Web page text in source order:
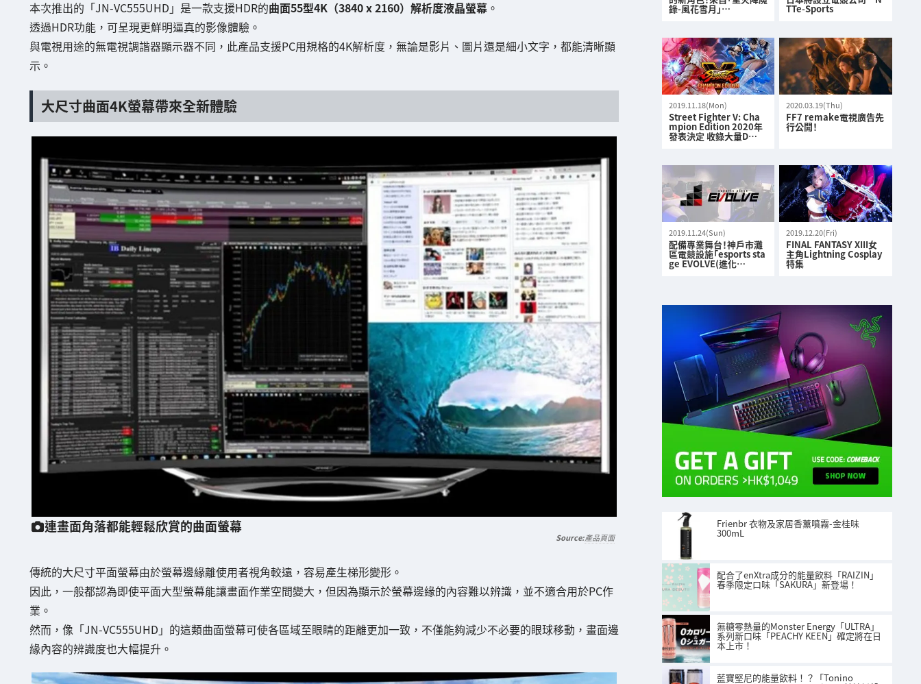
本次推出的「JN-VC555UHD」是一款支援HDR的曲面55型4K（3840 x 2160）解析度液晶螢幕。
透過HDR功能，可呈現更鮮明逼真的影像體驗。
與電視用途的無電視調諧器顯示器不同，此產品支援PC用規格的4K解析度，無論是影片、圖片還是細小文字，都能清晰顯
示。
大尺寸曲面4K螢幕帶來全新體驗
連畫面角落都能輕鬆欣賞的曲面螢幕
產品頁面
傳統的大尺寸平面螢幕由於螢幕邊緣離使用者視角較遠，容易產生梯形變形。
因此，一般都認為即使平面大型螢幕能讓畫面作業空間變大，但因為顯示於螢幕邊緣的內容難以辨識，並不適合用於PC作
業。
然而，像「JN-VC555UHD」的這類曲面螢幕可使各區域至眼睛的距離更加一致，不僅能夠減少不必要的眼球移動，畫面邊
緣內容的辨識度也大幅提升。
錄-風花雪月」… TTe-Sports
2019.11.18(Mon)
Street Fighter V: Cha
mpion Edition 2020年
發表決定 收錄大量D…
2020.03.19(Thu)
FF7 remake電視廣告先
行公開！
2019.11.24(Sun)
配備專業舞台！神戶市灘
區電競設施「esports sta
ge EVOLVE(進化…
2019.12.20(Fri)
FINAL FANTASY XIII女
主角Lightning Cosplay
特集
Frienbr 衣物及家居香薰噴霧-金桂味
300mL
配合了enXtra成分的能量飲料「RAIZIN」
春季限定口味「SAKURA」新登場！
無糖零熱量的Monster Energy「ULTRA」
系列新口味「PEACHY KEEN」確定將在日
本上市！
藍寶堅尼的能量飲料！？「Tonino